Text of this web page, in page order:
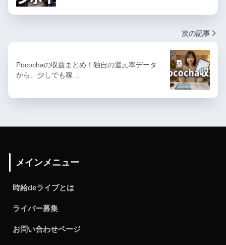
次の記事
Pocochaの収益まとめ！独自の還元率データ
から、少しでも稼…
メインメニュー
時給deライブとは
ライバー募集
お問い合わせページ